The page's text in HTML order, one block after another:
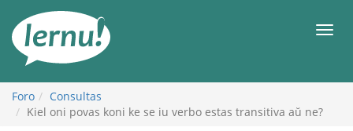
Foro
Consultas
Kiel oni povas koni ke se iu verbo estas transitiva aŭ ne?